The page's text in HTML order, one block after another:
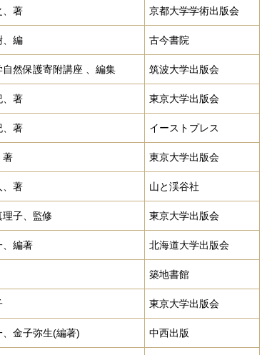
、著 京都大学学術出版会
、編 古今書院
自然保護寄附講座 、編集 筑波大学出版会
、著 東京大学出版会
、著 イーストプレス
著 東京大学出版会
、著 山と渓谷社
理子、監修 東京大学出版会
、編著 北海道大学出版会
築地書館
東京大学出版会
、金子弥生(編著) 中西出版